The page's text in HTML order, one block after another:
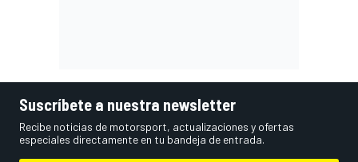
Suscríbete a nuestra newsletter
Recibe noticias de motorsport, actualizaciones y ofertas
especiales directamente en tu bandeja de entrada.